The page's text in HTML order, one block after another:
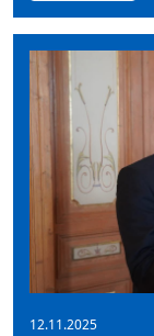
12.11.2025